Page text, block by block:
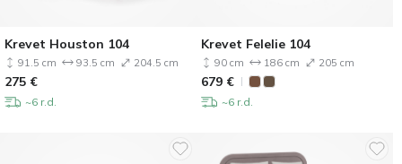
Krevet Houston 104
91.5 cm 93.5 cm 204.5 cm
275 €
~6 r.d.
Krevet Felelie 104
90 cm 186 cm 205 cm
679 €
~6 r.d.